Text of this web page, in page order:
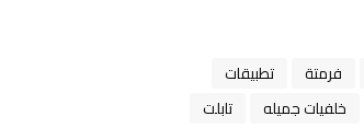
فرمتة
تطبيقات
خلفيات جميله
تابلت